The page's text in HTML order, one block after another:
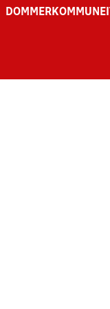
DOMMER KOMMUNE